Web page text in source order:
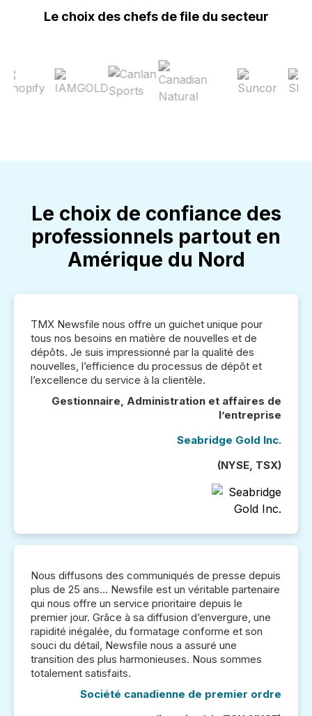
Le choix des chefs de file du secteur
Le choix de confiance des
professionnels partout en
Amérique du Nord
TMX Newsfile nous offre un guichet unique pour
tous nos besoins en matière de nouvelles et de
dépôts. Je suis impressionné par la qualité des
nouvelles, l’efficience du processus de dépôt et
l’excellence du service à la clientèle.
Gestionnaire, Administration et affaires de
l’entreprise
Seabridge Gold Inc.
(NYSE, TSX)
Nous diffusons des communiqués de presse depuis
plus de 25 ans… Newsfile est un véritable partenaire
qui nous offre un service prioritaire depuis le
premier jour. Grâce à sa diffusion d’envergure, une
rapidité inégalée, du formatage conforme et son
souci du détail, Newsfile nous a assuré une
transition des plus harmonieuses. Nous sommes
totalement satisfaits.
Société canadienne de premier ordre